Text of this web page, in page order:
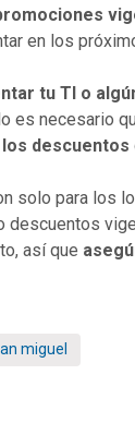
en los
tu TI o
es necesario
descuentos
solo para los
así que
miguel